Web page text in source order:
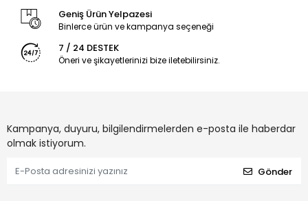
Geniş Ürün Yelpazesi
Binlerce ürün ve kampanya seçeneği
7 / 24 DESTEK
Öneri ve şikayetlerinizi bize iletebilirsiniz.
Kampanya, duyuru, bilgilendirmelerden e-posta ile haberdar
olmak istiyorum.
Gönder